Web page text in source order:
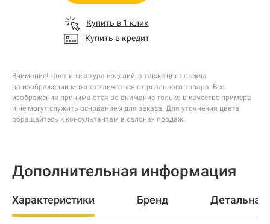
Купить в 1 клик
Купить в кредит
Внимание! Цвет и текстура изделий, а также цвет стекла
на изображении может отличаться от реального товара. Все
изображения принимаются во внимание только в качестве примера
и не могут служить основанием для заказа. Для уточнения цвета
обращайтесь к консультантам в салонах продаж.
Дополнительная информация
Характеристики Бренд